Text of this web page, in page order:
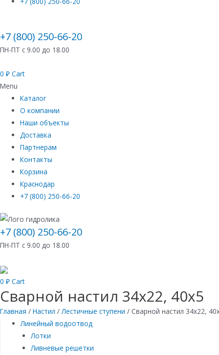
+7 (800) 250-66-20
ПН-ПТ с 9.00 до 18.00
0 ₽ Cart
Menu
Каталог
О компании
Наши объекты
Доставка
Партнерам
Контакты
Корзина
Краснодар
+7 (800) 250-66-20
+7 (800) 250-66-20
ПН-ПТ с 9.00 до 18.00
0 ₽ Cart
Сварной настил 34х22, 40х5
Главная / Настил /Лестичные ступени / Сварной настил 34х22,
Линейный водоотвод
Лотки
Ливневые решетки